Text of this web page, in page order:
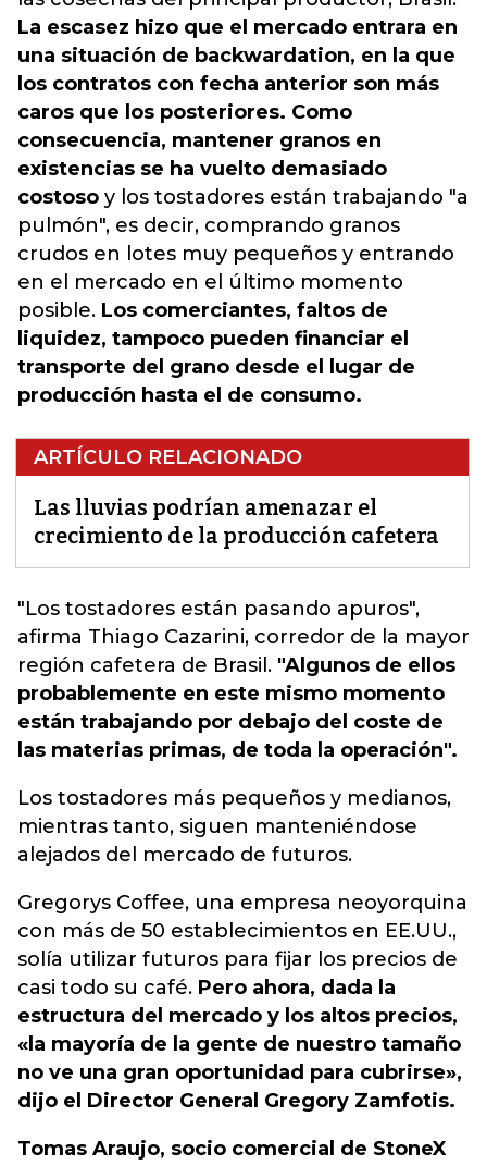
La escasez hizo que el mercado entrara en
una situación de backwardation, en la que
los contratos con fecha anterior son más
caros que los posteriores. Como
consecuencia, mantener granos en
existencias se ha vuelto demasiado
costoso y los tostadores están trabajando "a
pulmón", es decir, comprando granos
crudos en lotes muy pequeños y entrando
en el mercado en el último momento
posible. Los comerciantes, faltos de
liquidez, tampoco pueden financiar el
transporte del grano desde el lugar de
producción hasta el de consumo.
ARTÍCULO RELACIONADO
Las lluvias podrían amenazar el
crecimiento de la producción cafetera
"Los tostadores están pasando apuros",
afirma Thiago Cazarini, corredor de la mayor
región cafetera de Brasil . "Algunos de ellos
probablemente en este mismo momento
están trabajando por debajo del coste de
las materias primas, de toda la operación".
Los tostadores más pequeños y medianos,
mientras tanto, siguen manteniéndose
alejados del mercado de futuros.
Gregorys Coffee, una empresa neoyorquina
con más de 50 establecimientos en EE.UU.,
solía utilizar futuros para fijar los precios de
casi todo su café. Pero ahora, dada la
estructura del mercado y los altos precios,
«la mayoría de la gente de nuestro tamaño
no ve una gran oportunidad para cubrirse»,
dijo el Director General Gregory Zamfotis.
Tomas Araujo, socio comercial de StoneX